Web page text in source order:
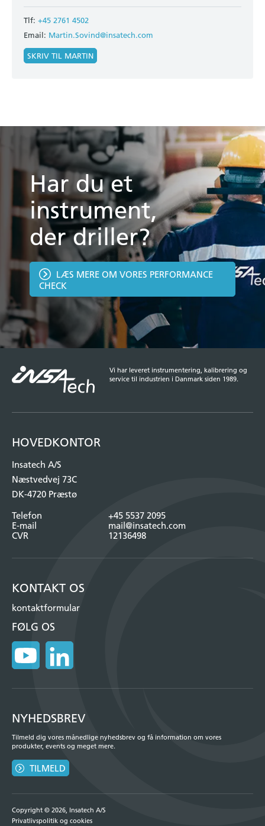
Tlf: +45 2761 4502
Email: Martin.Sovind@insatech.com
SKRIV TIL MARTIN
Har du et
instrument,
der driller?
LÆS MERE OM VORES PERFORMANCE
CHECK
Vi har leveret instrumentering, kalibrering og
service til industrien i Danmark siden 1989.
HOVEDKONTOR
Insatech A/S
Næstvedvej 73C
DK-4720 Præstø
Telefon
+45 5537 2095
E-mail
mail@insatech.com
CVR
12136498
KONTAKT OS
kontaktformular
FØLG OS
NYHEDSBREV
Tilmeld dig vores månedlige nyhedsbrev og få information om vores
produkter, events og meget mere.
TILMELD
Copyright © 2026, Insatech A/S
Privatlivspolitik og cookies